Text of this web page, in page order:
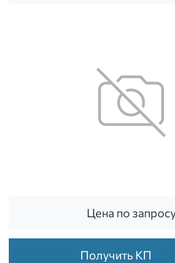
Цена по
Получить КП